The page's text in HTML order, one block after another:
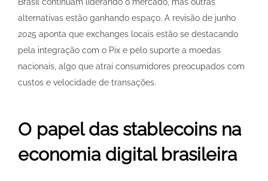
Brasil continuam liderando o mercado, mas outras
alternativas estão ganhando espaço. A revisão de junho
2025 aponta que exchanges locais estão se destacando
pela integração com o Pix e pelo suporte a moedas
nacionais, algo que atrai consumidores preocupados com
custos e velocidade de transações.
O papel das stablecoins na
economia digital brasileira